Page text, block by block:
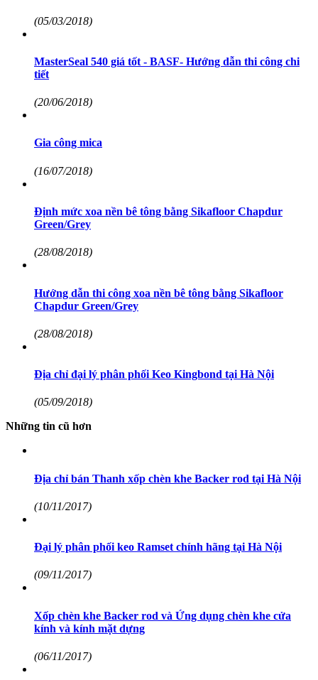
(05/03/2018)
MasterSeal 540 giá tốt - BASF- Hướng dẫn thi công chi
tiết
(20/06/2018)
Gia công mica
(16/07/2018)
Định mức xoa nền bê tông bằng Sikafloor Chapdur
Green/Grey
(28/08/2018)
Hướng dẫn thi công xoa nền bê tông bằng Sikafloor
Chapdur Green/Grey
(28/08/2018)
Địa chỉ đại lý phân phối Keo Kingbond tại Hà Nội
(05/09/2018)
Những tin cũ hơn
Địa chỉ bán Thanh xốp chèn khe Backer rod tại Hà Nội
(10/11/2017)
Đại lý phân phối keo Ramset chính hãng tại Hà Nội
(09/11/2017)
Xốp chèn khe Backer rod và Ứng dụng chèn khe cửa
kính và kính mặt dựng
(06/11/2017)